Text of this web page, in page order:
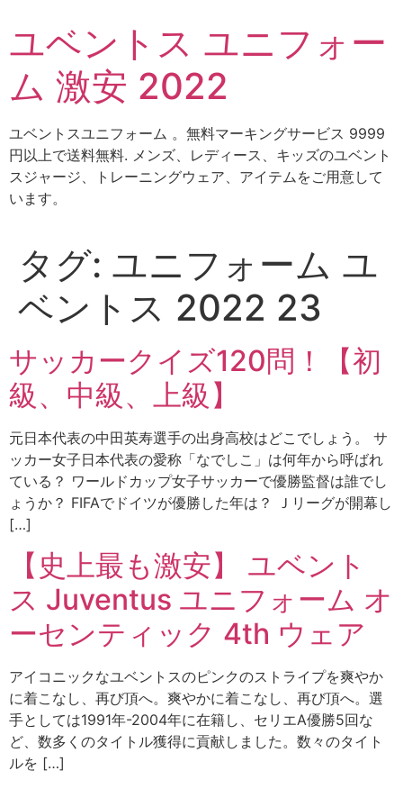
テ
ツ
ス
キ
ッ
プ
ユベントス ユニフォー
ム 激安 2022
ユベントスユニフォーム 。無料マーキングサービス 9999
円以上で送料無料. メンズ、レディース、キッズのユベント
スジャージ、トレーニングウェア、アイテムをご用意して
います。
タグ: ユニフォーム ユ
ベントス 2022 23
サッカークイズ120問！【初
級、中級、上級】
元日本代表の中田英寿選手の出身高校はどこでしょう。 サ
ッカー女子日本代表の愛称「なでしこ」は何年から呼ばれ
ている？ ワールドカップ女子サッカーで優勝監督は誰でし
ょうか？ FIFAでドイツが優勝した年は？ Ｊリーグが開幕し
[…]
【史上最も激安】 ユベント
ス Juventus ユニフォーム オ
ーセンティック 4th ウェア
アイコニックなユベントスのピンクのストライプを爽やか
に着こなし、再び頂へ。爽やかに着こなし、再び頂へ。選
手としては1991年-2004年に在籍し、セリエA優勝5回な
ど、数多くのタイトル獲得に貢献しました。数々のタイト
ルを […]